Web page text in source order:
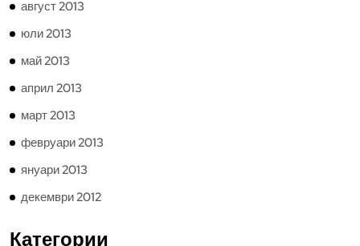
август 2013
юли 2013
май 2013
април 2013
март 2013
февруари 2013
януари 2013
декември 2012
Категории